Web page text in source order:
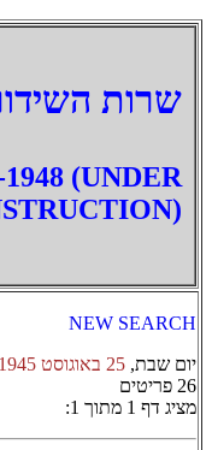
‏שרות
(UNDER
NEW SEARCH
יום שבת, 25 באוגוסט 1945
26 פריטים
מציג דף 1 מתוך 1: